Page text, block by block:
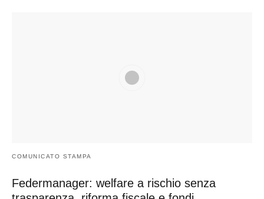
COMUNICATO STAMPA
Federmanager: welfare a rischio senza